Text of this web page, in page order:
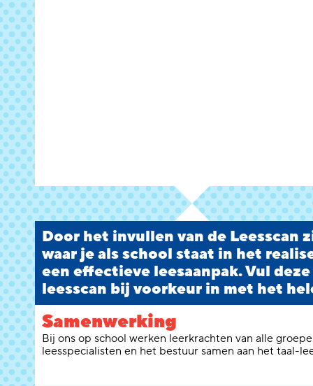
Door het invullen van de Leesscan
waar je als school staat in het
een effectieve leesaanpak. Vul deze
leesscan bij voorkeur in met het
Samenwerking
Bij ons op school werken leerkrachten van alle
leesspecialisten en het bestuur samen aan het taal-